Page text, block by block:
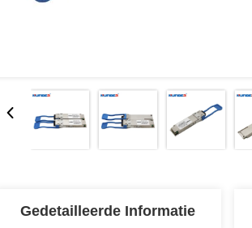
Gedetailleerde Informatie